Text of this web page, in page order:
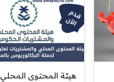
هيئة المحتوى المحلي